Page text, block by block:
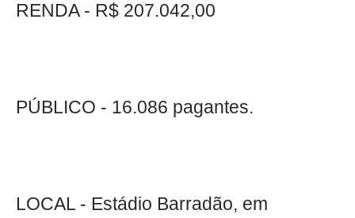
RENDA - R$ 207.042,00
PÚBLICO - 16.086 pagantes.
LOCAL - Estádio Barradão, em